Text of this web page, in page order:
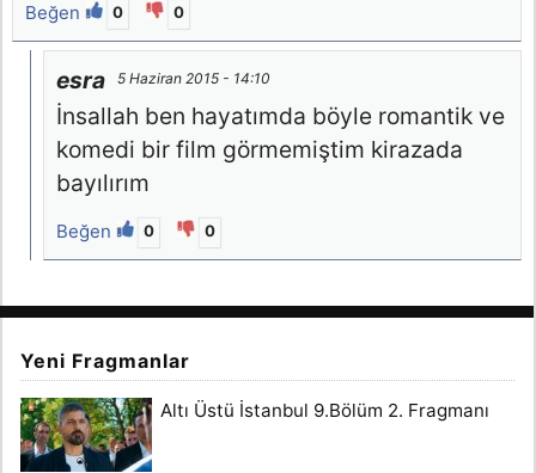
Beğen 0 0
esra 5 Haziran 2015 - 14:10
İnsallah ben hayatımda böyle romantik ve
komedi bir film görmemiştim kirazada
bayılırım
Beğen 0 0
Yeni Fragmanlar
Altı Üstü İstanbul 9.Bölüm 2. Fragmanı